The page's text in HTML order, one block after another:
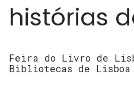
histórias
Feira do Livro de
Bibliotecas de Lisboa